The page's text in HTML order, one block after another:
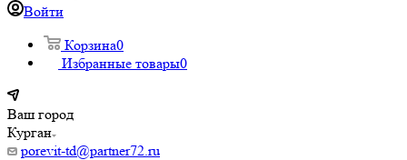
Войти
Корзина0
Избранные товары0
Ваш город
Курган
porevit-td@partner72.ru